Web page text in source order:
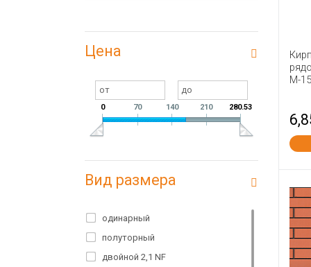
Цена
0 70 140 210 280.53
Вид размера
одинарный
полуторный
двойной 2,1 NF
М-